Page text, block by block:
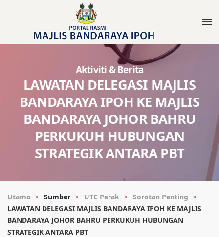
Aktiviti & Berita
LAWATAN DELEGASI MAJLIS
BANDARAYA IPOH KE MAJLIS
BANDARAYA JOHOR BAHRU
PERKUKUH HUBUNGAN
STRATEGIK ANTARA PBT
Utama Sumber UTC Perak
Sorotan Penting
LAWATAN DELEGASI MAJLIS BANDARAYA IPOH KE MAJLIS
BANDARAYA JOHOR BAHRU PERKUKUH HUBUNGAN
STRATEGIK ANTARA PBT